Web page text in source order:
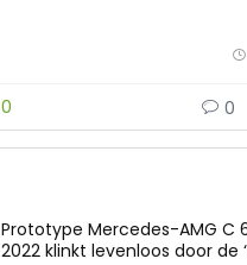
0 0
Prototype Mercedes-AMG C
2022 klinkt levenloos door de